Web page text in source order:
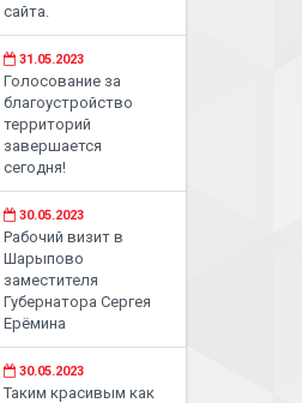
сайта.
31.05.2023
Голосование за
благоустройство
территорий
завершается
сегодня!
30.05.2023
Рабочий визит в
Шарыпово
заместителя
Губернатора Сергея
Ерёмина
30.05.2023
Таким красивым как